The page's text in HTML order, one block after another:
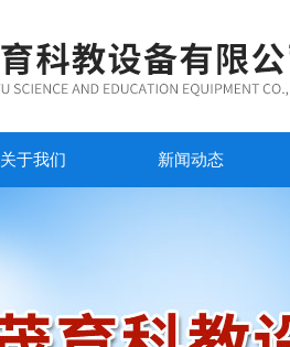
关于我们 新闻动态